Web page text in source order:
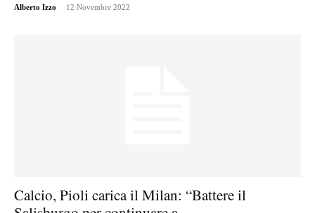
Alberto Izzo - 12 Novembre 2022
Calcio, Pioli carica il Milan: “Battere il